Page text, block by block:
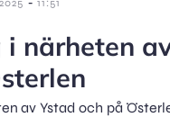
i närheten
av Ystad och på